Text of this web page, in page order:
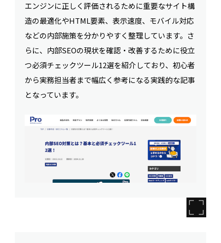
エンジンに正しく評価されるために重要なサイト構
造の最適化やHTML要素、表示速度、モバイル対応
などの内部施策を分かりやすく整理しています。さ
らに、内部SEOの現状を確認・改善するために役立
つ必須チェックツール12選を紹介しており、初心者
から実務担当者まで幅広く参考になる実践的な記事
となっています。